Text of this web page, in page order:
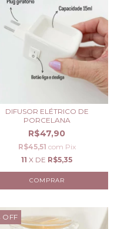
DIFUSOR ELÉTRICO DE
PORCELANA
R$47,90
R$45,51 com Pix
11 X DE R$5,35
OFF